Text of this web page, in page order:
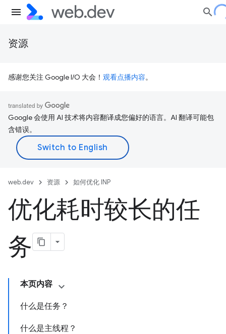
资源
感谢您关注 Google I/O 大会！ 观看点播内容。
Google 会使用 AI 技术将内容翻译成您偏好的语言。AI 翻译可能包
含错误。
web.dev 资源 如何优化 INP
优化耗时较长的任
务
本页内容
什么是任务？
什么是主线程？